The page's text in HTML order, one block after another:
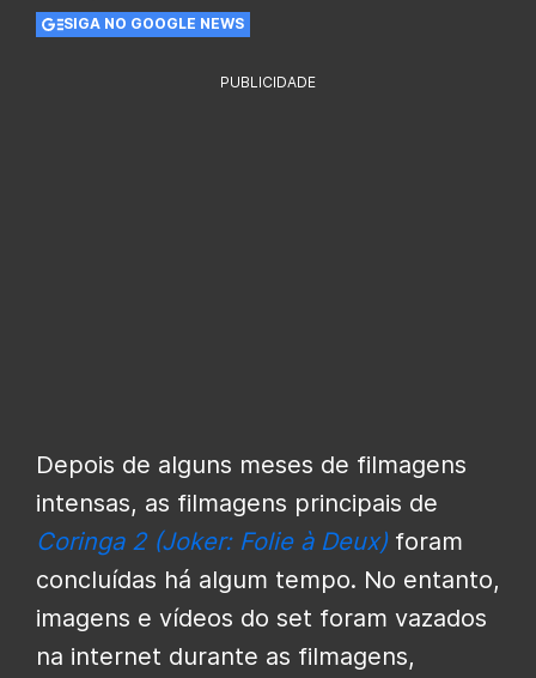
SIGA NO GOOGLE NEWS
PUBLICIDADE
Depois de alguns meses de filmagens
intensas, as filmagens principais de
Coringa 2 (Joker: Folie à Deux)foram
concluídas há algum tempo. No entanto,
imagens e vídeos do set foram vazados
na internet durante as filmagens,